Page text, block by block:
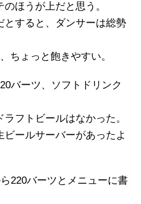
ほうが上だと思う。
とすると、ダンサーは総勢
ちょっと飽きやすい。
バーツ、ソフトドリンク
フトビールはなかった。
ールサーバーがあったよ
220バーツとメニューに書